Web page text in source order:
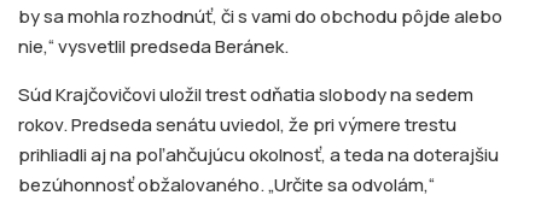
by sa mohla rozhodnúť, či s vami do obchodu pôjde alebo
nie,“ vysvetlil predseda Beránek.
Súd Krajčovičovi uložil trest odňatia slobody na sedem
rokov. Predseda senátu uviedol, že pri výmere trestu
prihliadli aj na poľahčujúcu okolnosť, a teda na doterajšiu
bezúhonnosť obžalovaného. „Určite sa odvolám,“